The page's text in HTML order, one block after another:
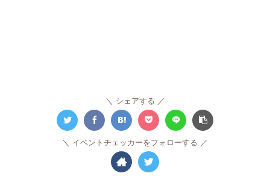
シェアする
イベントチェッカーをフォローする